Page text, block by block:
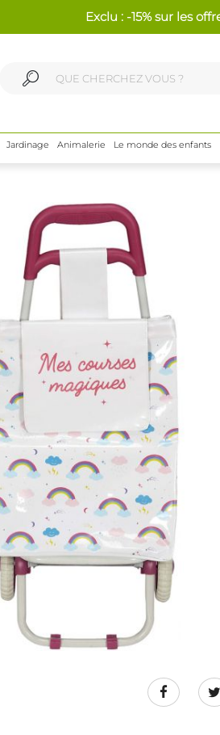
Exclu : -15% sur les
Jardinage Animalerie Le monde des enfants